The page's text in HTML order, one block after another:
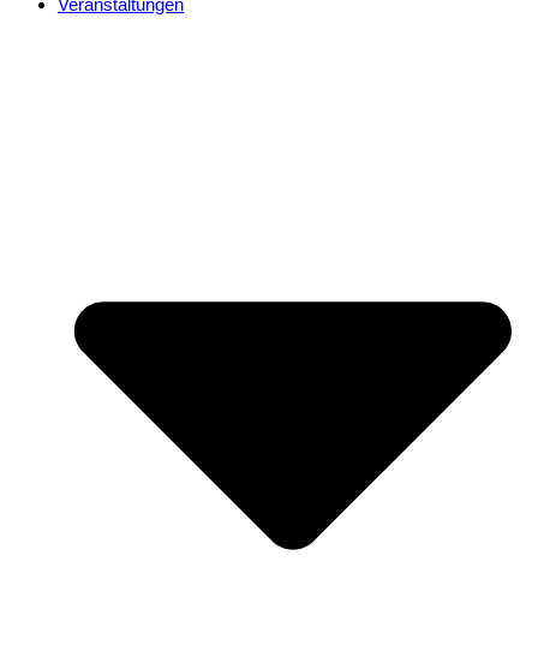
Veranstaltungen